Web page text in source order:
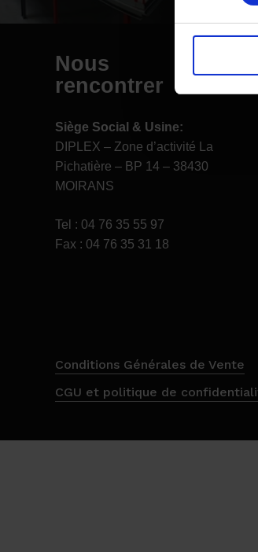
Nous
rencontrer
Siège Social & Usine:
DIPLEX – Zone d’activité La
Pichatière – BP 14 – 38430
MOIRANS
Tel : 04 76 35 55 97
Fax : 04 76 35 31 18
Conditions Générales de Vente
CGU et politique de